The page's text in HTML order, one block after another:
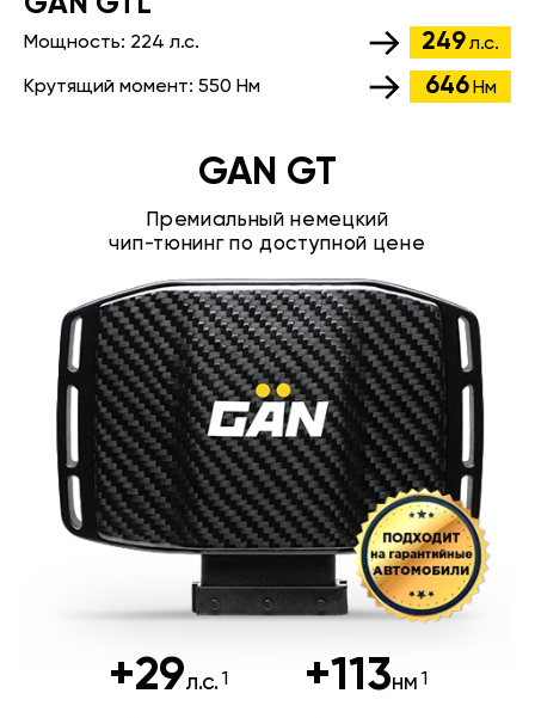
Мощность: 224 л.с. 249л.с.
Крутящий момент: 550 Нм 646 Нм
GAN GT
Премиальный немецкий
чип-тюнинг по доступной цене
+29л.с. +113нм